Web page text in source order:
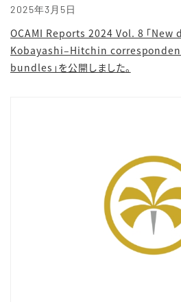
2025年3月5日
OCAMI Reports 2024 Vol. 8 「
Kobayashi–Hitchin
bundles」を公開しました。